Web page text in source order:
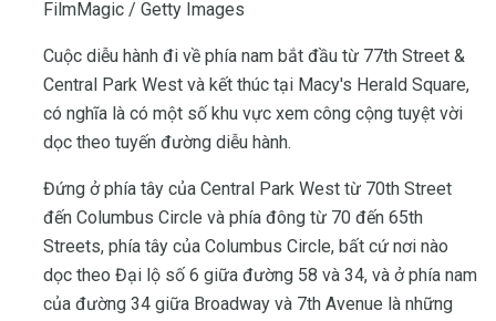
FilmMagic / Getty Images
Cuộc diễu hành đi về phía nam bắt đầu từ 77th Street &
Central Park West và kết thúc tại Macy's Herald Square,
có nghĩa là có một số khu vực xem công cộng tuyệt vời
dọc theo tuyến đường diễu hành.
Đứng ở phía tây của Central Park West từ 70th Street
đến Columbus Circle và phía đông từ 70 đến 65th
Streets, phía tây của Columbus Circle, bất cứ nơi nào
dọc theo Đại lộ số 6 giữa đường 58 và 34, và ở phía nam
của đường 34 giữa Broadway và 7th Avenue là những